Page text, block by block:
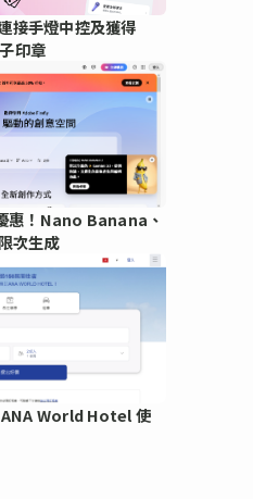
接手燈中控及獲得
印章
！Nano Banana、
次生成
ANA World Hotel 使